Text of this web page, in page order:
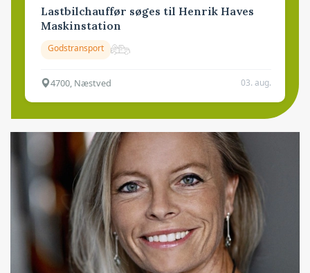
Lastbilchauffør søges til Henrik Haves
Maskinstation
Godstransport
4700, Næstved 03. aug.